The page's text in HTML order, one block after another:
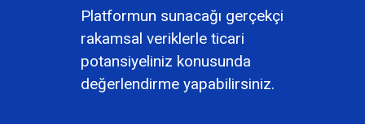
Platformun sunacağı gerçekçi
rakamsal veriklerle ticari
potansiyeliniz konusunda
değerlendirme yapabilirsiniz.